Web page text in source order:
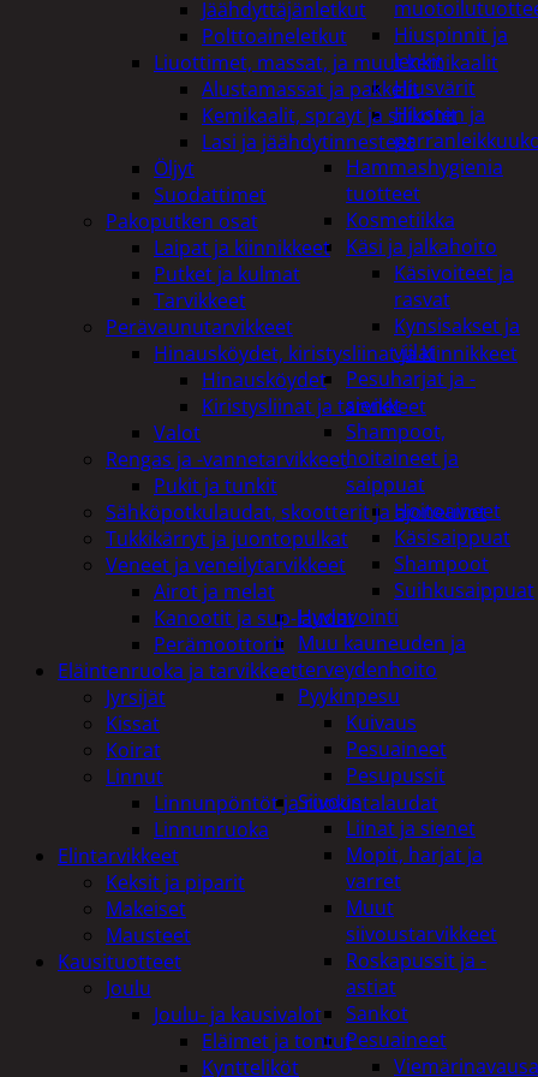
Hiuspinnit ja
lenkit
Hiusvärit
Hiusten ja
Hammashygienia
tuotteet
Kosmetiikka
Käsi ja jalkahoito
Käsivoiteet ja
rasvat
Kynsisakset ja
viilat
Pesuharjat ja -
sienet
Shampoot,
hoitaineet ja
saippuat
Hoitoaineet
Käsisaippuat
Shampoot
Suihkusaippuat
Hyvinvointi
Muu kauneuden ja
terveydenhoito
Pyykinpesu
Kuivaus
Pesuaineet
Pesupussit
Siivous
Liinat ja sienet
Mopit, harjat ja
varret
Muut
siivoustarvikkeet
Roskapussit ja -
astiat
Sankot
Pesuaineet
Jäähdyttäjänletkut
Polttoaineletkut
Liuottimet, massat, ja muut kemikaalit
Alustamassat ja pakkelit
Kemikaalit, sprayt ja silikonit
Lasi ja jäähdytinnesteet
Öljyt
Suodattimet
Pakoputken osat
Laipat ja kiinnikkeet
Putket ja kulmat
Tarvikkeet
Perävaunutarvikkeet
Hinausköydet, kiristysliinat ja kiinnikkeet
Hinausköydet
Kiristysliinat ja tarvikkeet
Valot
Rengas ja -vannetarvikkeet
Pukit ja tunkit
Sähköpotkulaudat, skootterit ja ajoneuvot
Tukkikärryt ja juontopulkat
Veneet ja veneilytarvikkeet
Airot ja melat
Kanootit ja sup-laudat
Perämoottorit
Eläintenruoka ja tarvikkeet
Jyrsijät
Kissat
Koirat
Linnut
Linnunpöntöt ja ruokintalaudat
Linnunruoka
Elintarvikkeet
Keksit ja piparit
Makeiset
Mausteet
Kausituotteet
Joulu
Joulu- ja kausivalot
Eläimet ja tontut
Kyntteliköt